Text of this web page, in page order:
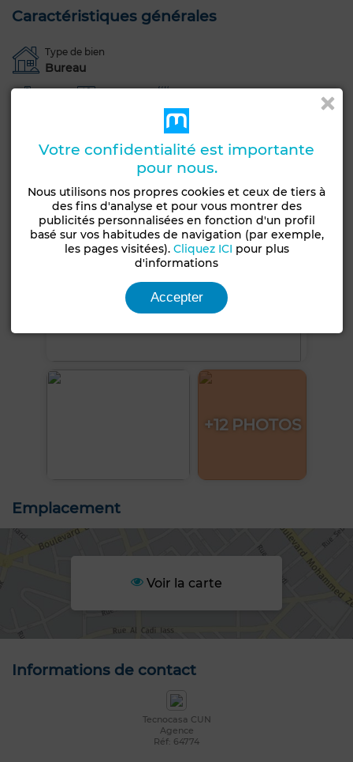
Caractéristiques générales
Type de bien
Bureau
+12 PHOTOS
Emplacement
Voir la carte
Informations de contact
Tecnocasa CUN
Agence
Réf: 64774
Votre confidentialité est importante
pour nous.
Nous utilisons nos propres cookies et ceux de tiers à
des fins d'analyse et pour vous montrer des
publicités personnalisées en fonction d'un profil
basé sur vos habitudes de navigation (par exemple,
les pages visitées). Cliquez ICI pour plus
d'informations
Accepter